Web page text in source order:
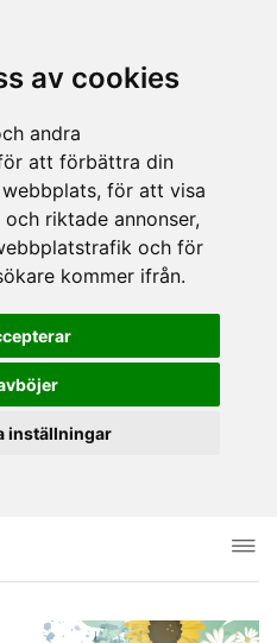
av cookies
andra
att förbättra din
för att visa
riktade annonser,
och för
kommer ifrån.
inställningar